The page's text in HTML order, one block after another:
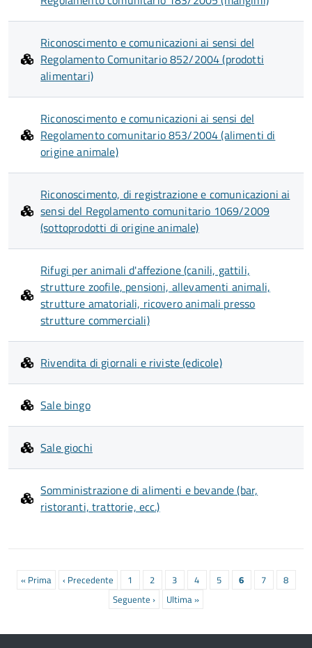
Riconoscimento e comunicazioni ai sensi del
Regolamento Comunitario 852/2004 (prodotti
alimentari)
Riconoscimento e comunicazioni ai sensi del
Regolamento comunitario 853/2004 (alimenti di
origine animale)
Riconoscimento, di registrazione e comunicazioni ai
sensi del Regolamento comunitario 1069/2009
(sottoprodotti di origine animale)
Rifugi per animali d'affezione (canili, gattili,
strutture zoofile, pensioni, allevamenti animali,
strutture amatoriali, ricovero animali presso
strutture commerciali)
Rivendita di giornali e riviste (edicole)
Sale bingo
Sale giochi
Somministrazione di alimenti e bevande (bar,
ristoranti, trattorie, ecc.)
Paginazione
Prima
« Prima
Pagina
‹ Precedente Pagina
1 Pagina
2 Pagina
3 Pagina
4 Pagina
5
Pagina
6 Pagina
7 Pagina
8
Prossima
Seguente ›
Ultima
Ultima »